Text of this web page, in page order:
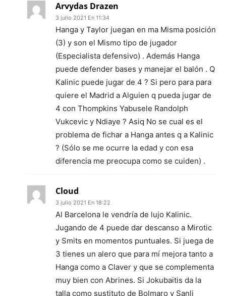
Arvydas Drazen
3 julio 2021 En 11:34
Hanga y Taylor juegan en ma Misma posición
(3) y son el Mismo tipo de jugador
(Especialista defensivo) . Además Hanga
puede defender bases y manejar el balón . Q
Kalinic puede jugar de 4 ? Si pero para para
quiere el Madrid a Alguien q pueda jugar de
4 con Thompkins Yabusele Randolph
Vukcevic y Ndiaye ? Asiq No se cual es el
problema de fichar a Hanga antes q a Kalinic
? (Sólo se me ocurre la edad y con esa
diferencia me preocupa como se cuiden) .
Cloud
3 julio 2021 En 18:22
Al Barcelona le vendría de lujo Kalinic.
Jugando de 4 puede dar descanso a Mirotic
y Smits en momentos puntuales. Si juega de
3 tienes un alero que para mí mejora tanto a
Hanga como a Claver y que se complementa
muy bien con Abrines. Si Jokubaitis da la
talla como sustituto de Bolmaro y Sanli